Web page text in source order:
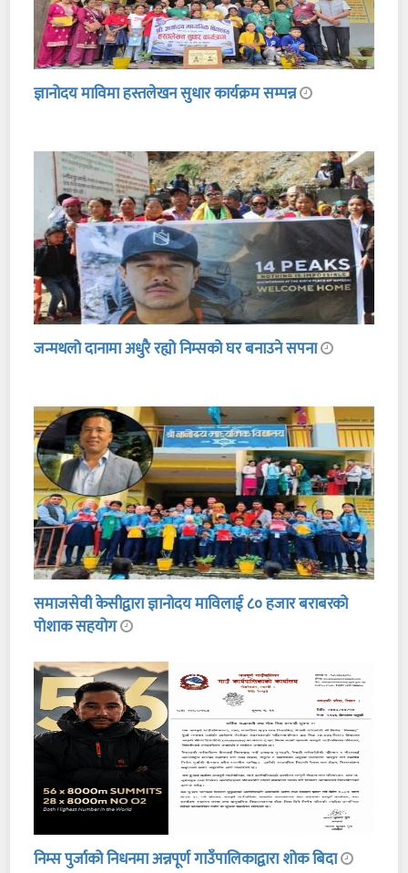
ज्ञानोदय माविमा हस्तलेखन सुधार कार्यक्रम सम्पन्न
जन्मथलो दानामा अधुरै रह्यो निम्सको घर बनाउने सपना
समाजसेवी केसीद्वारा ज्ञानोदय माविलाई ८० हजार बराबरको
पोशाक सहयोग
निम्स पुर्जाको निधनमा अन्नपूर्ण गाउँपालिकाद्वारा शोक बिदा